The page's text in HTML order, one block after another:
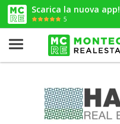
Scarica la nuova app!
5